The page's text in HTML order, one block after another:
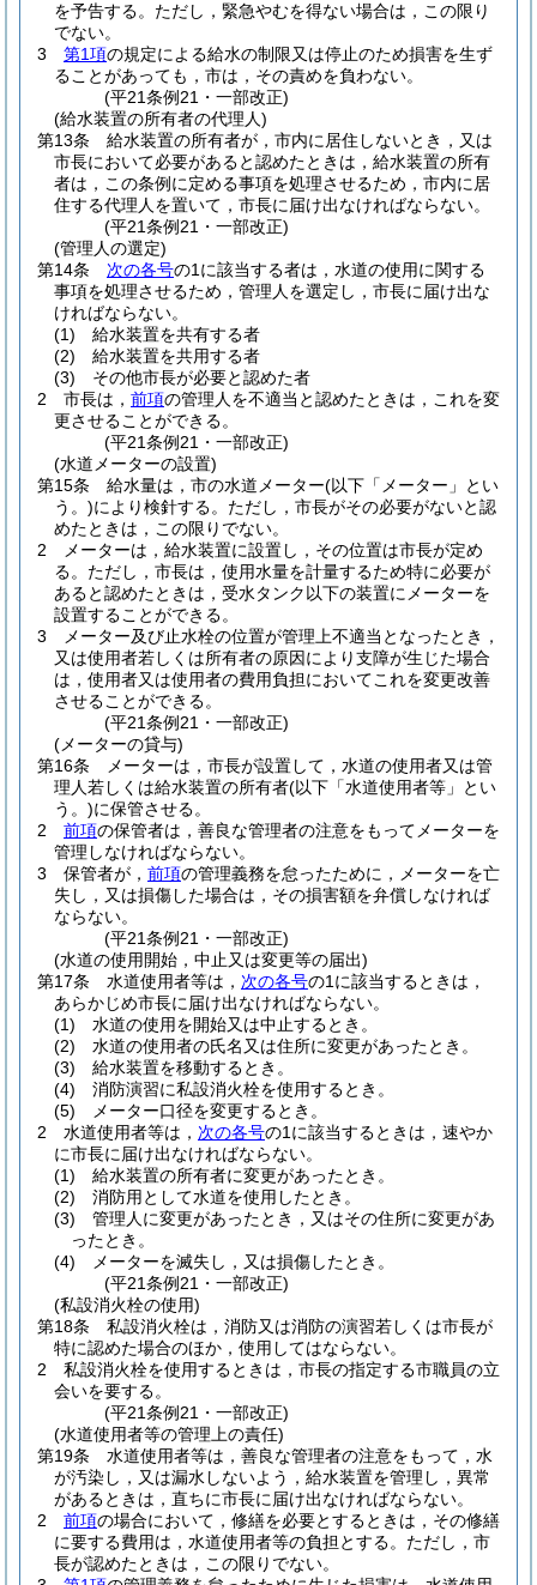
を予告する。 ただし，緊急やむを得ない場合は，この限り
でない。
3
第1項の規定による給水の制限又は停止のため損害を生ず
ることがあっても，市は，その責めを負わない。
(平21条例21・一部改正)
(給水装置の所有者の代理人)
第13条
給水装置の所有者が，市内に居住しないとき，又は
市長において必要があると認めたときは，給水装置の所有
者は，この条例に定める事項を処理させるため，市内に居
住する代理人を置いて，市長に届け出なければならない。
(平21条例21・一部改正)
(管理人の選定)
第14条
次の各号の1に該当する者は，水道の使用に関する
事項を処理させるため，管理人を選定し，市長に届け出な
ければならない。
(1)
給水装置を共有する者
(2)
給水装置を共用する者
(3)
その他市長が必要と認めた者
2
市長は， 前項の管理人を不適当と認めたときは，これを変
更させることができる。
(平21条例21・一部改正)
(水道メーターの設置)
第15条
給水量は，市の水道メーター(以下「メーター」とい
う。)により検針する。 ただし，市長がその必要がないと認
めたときは，この限りでない。
2
メーターは，給水装置に設置し，その位置は市長が定め
る。 ただし，市長は，使用水量を計量するため特に必要が
あると認めたときは，受水タンク以下の装置にメーターを
設置することができる。
3
メーター及び止水栓の位置が管理上不適当となったとき，
又は使用者若しくは所有者の原因により支障が生じた場合
は，使用者又は使用者の費用負担においてこれを変更改善
させることができる。
(平21条例21・一部改正)
(メーターの貸与)
第16条
メーターは，市長が設置して，水道の使用者又は管
理人若しくは給水装置の所有者(以下「水道使用者等」とい
う。)に保管させる。
2
前項の保管者は，善良な管理者の注意をもってメーターを
管理しなければならない。
3
保管者が， 前項の管理義務を怠ったために，メーターを亡
失し，又は損傷した場合は，その損害額を弁償しなければ
ならない。
(平21条例21・一部改正)
(水道の使用開始，中止又は変更等の届出)
第17条
水道使用者等は， 次の各号の1に該当するときは，
あらかじめ市長に届け出なければならない。
(1)
水道の使用を開始又は中止するとき。
(2)
水道の使用者の氏名又は住所に変更があったとき。
(3)
給水装置を移動するとき。
(4)
消防演習に私設消火栓を使用するとき。
(5)
メーター口径を変更するとき。
2
水道使用者等は， 次の各号の1に該当するときは，速やか
に市長に届け出なければならない。
(1)
給水装置の所有者に変更があったとき。
(2)
消防用として水道を使用したとき。
(3)
管理人に変更があったとき，又はその住所に変更があ
ったとき。
(4)
メーターを滅失し，又は損傷したとき。
(平21条例21・一部改正)
(私設消火栓の使用)
第18条
私設消火栓は，消防又は消防の演習若しくは市長が
特に認めた場合のほか，使用してはならない。
2
私設消火栓を使用するときは，市長の指定する市職員の立
会いを要する。
(平21条例21・一部改正)
(水道使用者等の管理上の責任)
第19条
水道使用者等は，善良な管理者の注意をもって，水
が汚染し，又は漏水しないよう，給水装置を管理し，異常
があるときは，直ちに市長に届け出なければならない。
2
前項の場合において，修繕を必要とするときは，その修繕
に要する費用は，水道使用者等の負担とする。 ただし，市
長が認めたときは，この限りでない。